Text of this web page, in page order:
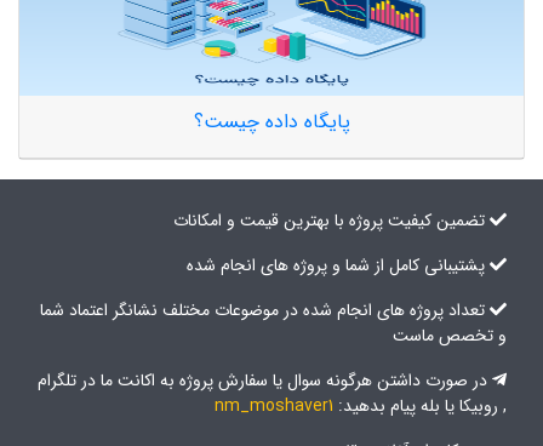
پایگاه داده چیست؟
تضمین کیفیت پروژه با بهترین قیمت و امکانات
پشتیبانی کامل از شما و پروژه های انجام شده
تعداد پروژه های انجام شده در موضوعات مختلف نشانگر اعتماد شما
و تخصص ماست
در صورت داشتن هرگونه سوال یا سفارش پروژه به اکانت ما در تلگرام
, روبیکا یا بله پیام بدهید: nm_moshaver1